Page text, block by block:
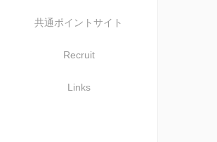
共通ポイントサイト
Recruit
Links